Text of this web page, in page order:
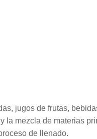
jugos de frutas,
mezcla de materias
de llenado.